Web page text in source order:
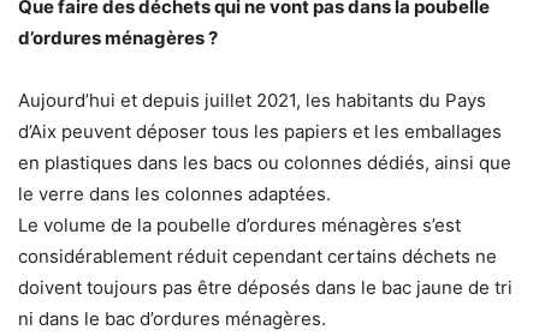
Que faire des déchets qui ne vont pas dans la poubelle
d’ordures ménagères ?
Aujourd’hui et depuis juillet 2021, les habitants du Pays
d’Aix peuvent déposer tous les papiers et les emballages
en plastiques dans les bacs ou colonnes dédiés, ainsi que
le verre dans les colonnes adaptées.
Le volume de la poubelle d’ordures ménagères s’est
considérablement réduit cependant certains déchets ne
doivent toujours pas être déposés dans le bac jaune de tri
ni dans le bac d’ordures ménagères.